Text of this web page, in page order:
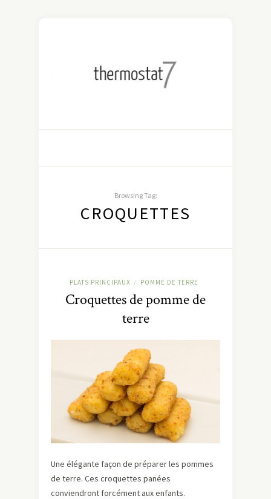
Browsing Tag:
CROQUETTES
PLATS PRINCIPAUX / POMME DE TERRE
Croquettes de pomme de
terre
Une élégante façon de préparer les pommes
de terre. Ces croquettes panées
conviendront forcément aux enfants.